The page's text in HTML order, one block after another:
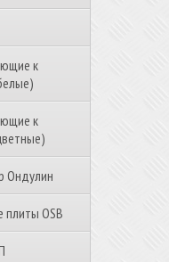
к
к
Ондулин
плиты OSB